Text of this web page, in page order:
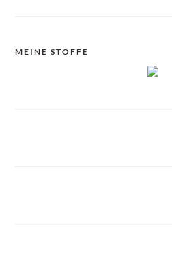
MEINE STOFFE